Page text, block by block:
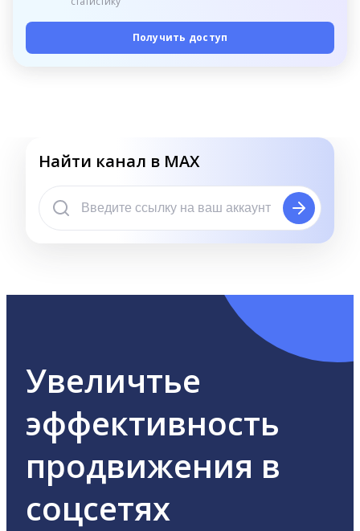
Получить доступ
Найти канал в MAX
Увеличтье
эффективность
продвижения в
соцсетях